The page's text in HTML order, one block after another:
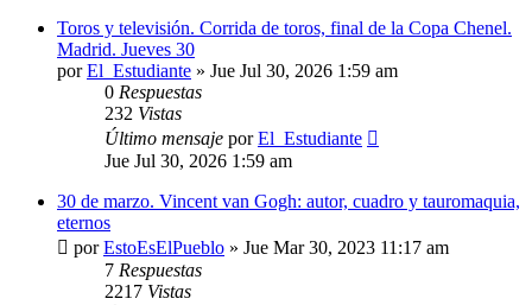
Toros y televisión. Corrida de toros, final de la Copa Chenel.
Madrid. Jueves 30
porEl_Estudiante » Jue Jul 30, 2026 1:59 am
0 Respuestas
232 Vistas
Último mensaje porEl_Estudiante
Jue Jul 30, 2026 1:59 am
30 de marzo. Vincent van Gogh: autor, cuadro y tauromaquia,
eternos
porEstoEsElPueblo » Jue Mar 30, 2023 11:17 am
7 Respuestas
2217 Vistas